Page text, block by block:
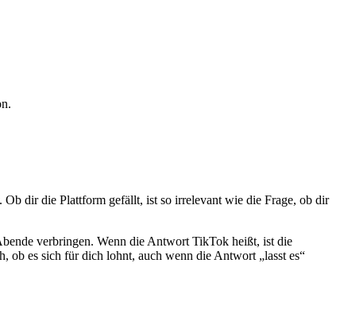
Ob dir die Plattform gefällt, ist so irrelevant wie die Frage, ob dir
verbringen. Wenn die Antwort TikTok heißt, ist die
ob es sich für dich lohnt, auch wenn die Antwort „lasst es“